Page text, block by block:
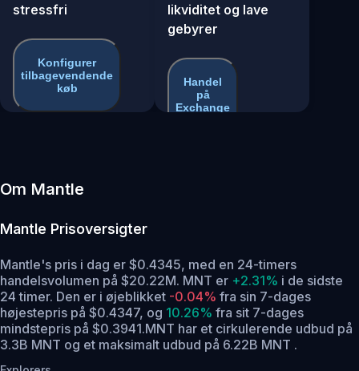
stressfri
Konfigurer
tilbagevendende
køb
likviditet og lave
gebyrer
Handel
på
Exchange
Om Mantle
Mantle Prisoversigter
Mantle's pris i dag er $0.4345, med en 24-timers
handelsvolumen på $20.22M. MNT er +2.31% i de sidste
24 timer. Den er i øjeblikket -0.04% fra sin 7-dages
højestepris på $0.4347, og 10.26% fra sit 7-dages
mindstepris på $0.3941.MNT har et cirkulerende udbud på
3.3B MNT og et maksimalt udbud på 6.22B MNT .